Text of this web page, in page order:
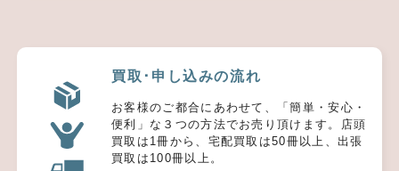
買取･申し込みの流れ
お客様のご都合にあわせて、「簡単・安心・
便利」な３つの方法でお売り頂けます。店頭
買取は1冊から、宅配買取は50冊以上、出張
買取は100冊以上。